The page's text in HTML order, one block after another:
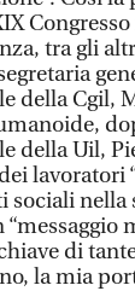
tra gli
della Cgil,
della Uil,
sociali nella
di
la mia